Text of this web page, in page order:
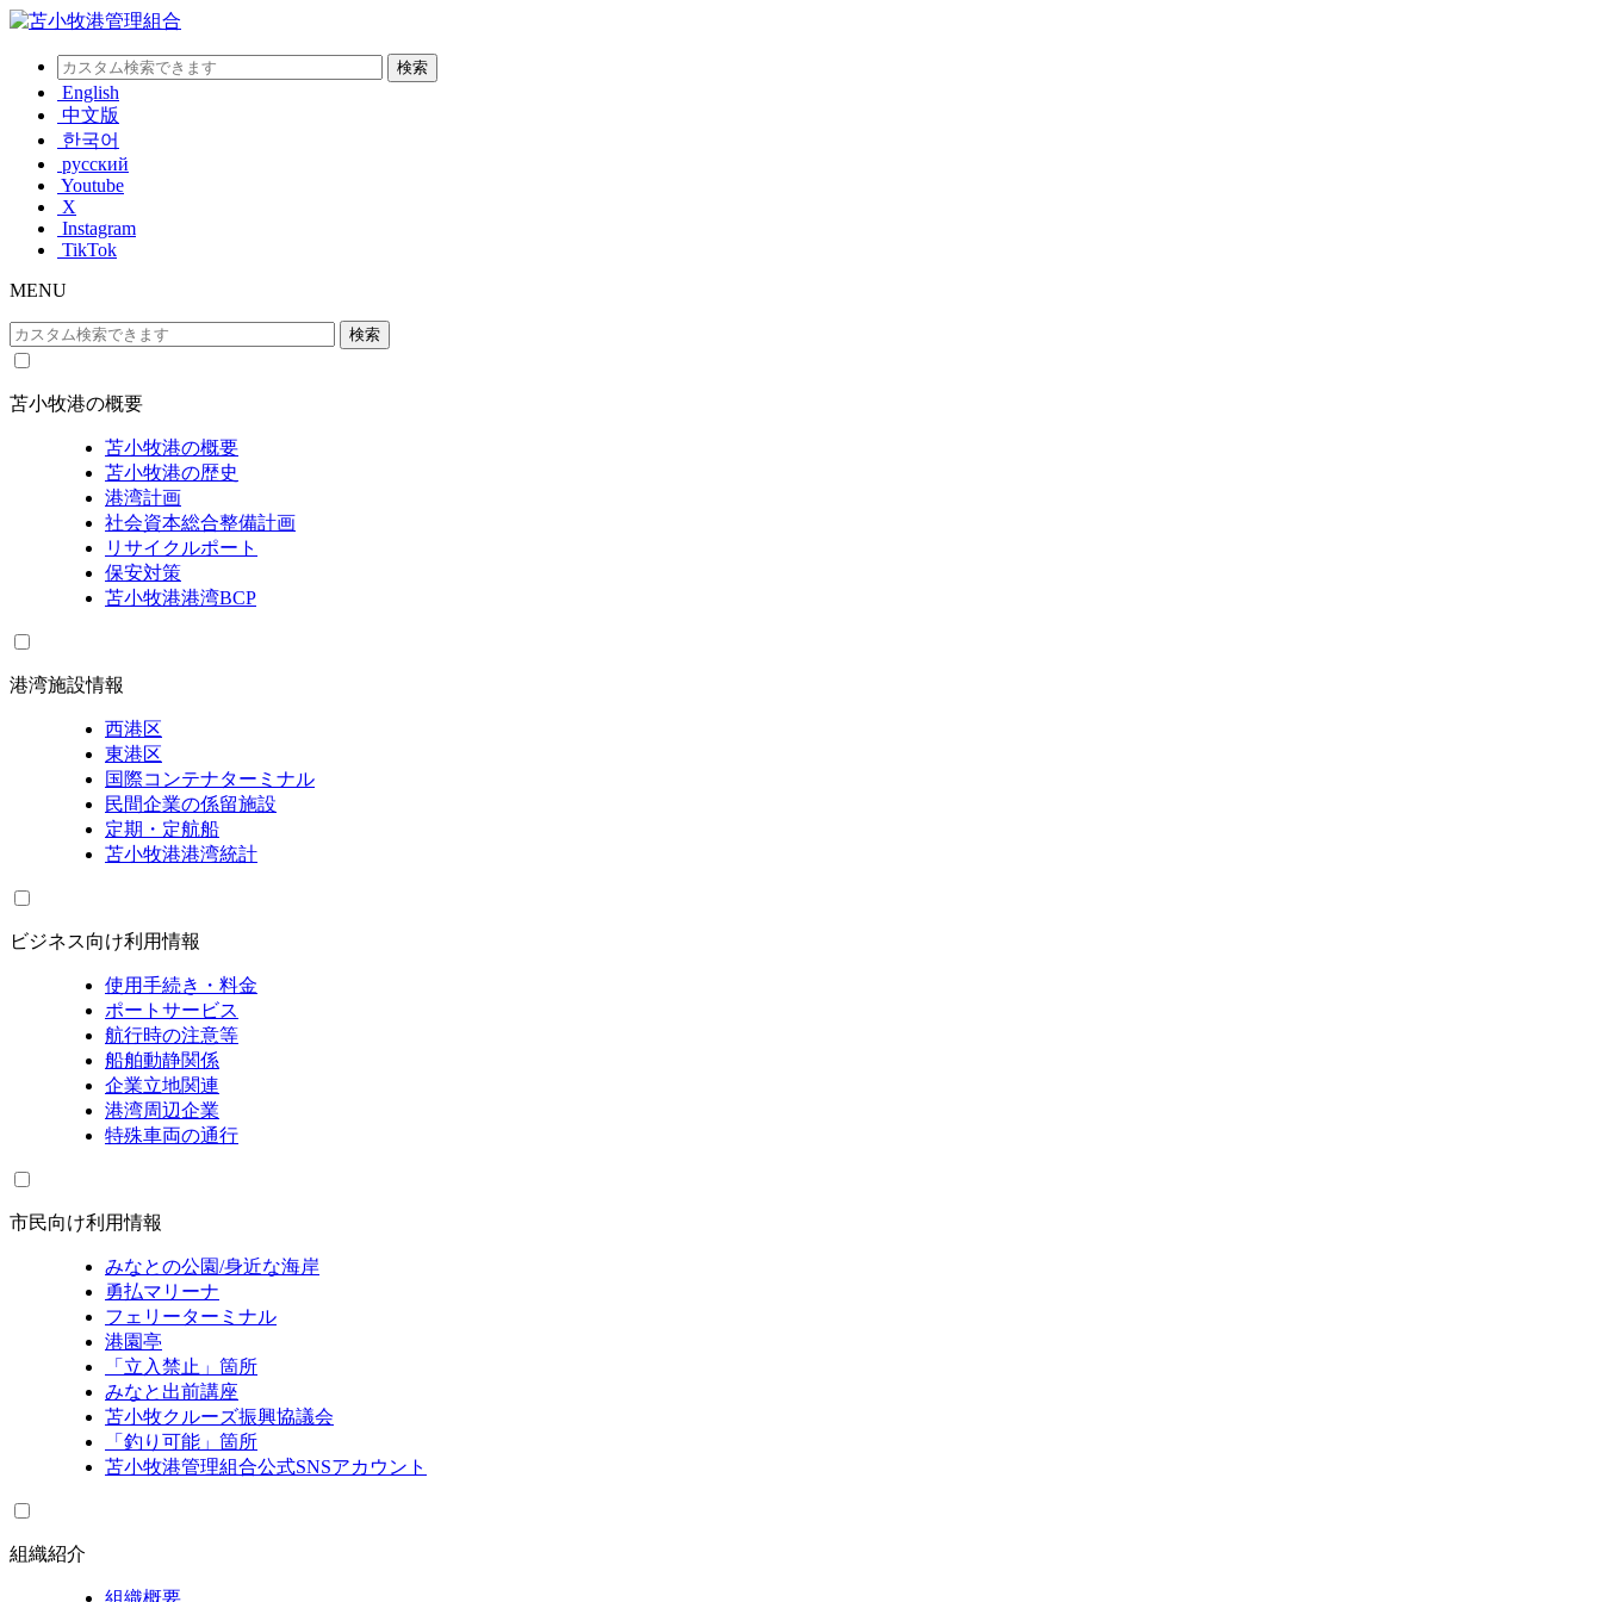
English
中文版
한국어
русский
Youtube
X
Instagram
TikTok
MENU
苫小牧港の概要
苫小牧港の概要
苫小牧港の歴史
港湾計画
社会資本総合整備計画
リサイクルポート
保安対策
苫小牧港港湾BCP
港湾施設情報
西港区
東港区
国際コンテナターミナル
民間企業の係留施設
定期・定航船
苫小牧港港湾統計
ビジネス向け利用情報
使用手続き・料金
ポートサービス
航行時の注意等
船舶動静関係
企業立地関連
港湾周辺企業
特殊車両の通行
市民向け利用情報
みなとの公園/身近な海岸
勇払マリーナ
フェリーターミナル
港園亭
「立入禁止」箇所
みなと出前講座
苫小牧クルーズ振興協議会
「釣り可能」箇所
苫小牧港管理組合公式SNSアカウント
組織紹介
組織概要